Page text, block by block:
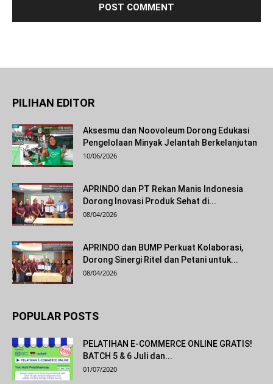
PILIHAN EDITOR
Aksesmu dan Noovoleum Dorong Edukasi
Pengelolaan Minyak Jelantah Berkelanjutan
10/06/2026
APRINDO dan PT Rekan Manis Indonesia
Dorong Inovasi Produk Sehat di...
08/04/2026
APRINDO dan BUMP Perkuat Kolaborasi,
Dorong Sinergi Ritel dan Petani untuk...
08/04/2026
POPULAR POSTS
PELATIHAN E-COMMERCE ONLINE GRATIS!
BATCH 5 & 6 Juli dan...
01/07/2020